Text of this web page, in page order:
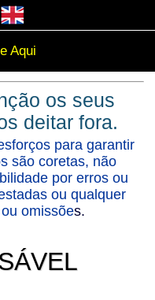
Aqui
os seus
deitar fora.
para garantir
são coretas, não
por erros ou
ou qualquer
omissões.